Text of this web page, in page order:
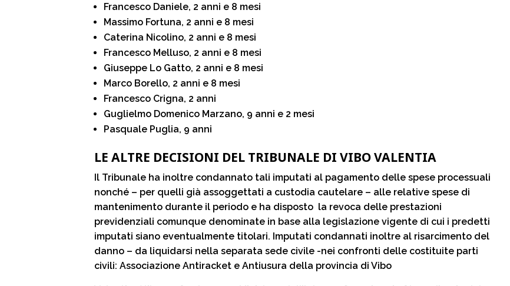
Francesco Daniele, 2 anni e 8 mesi
Massimo Fortuna, 2 anni e 8 mesi
Caterina Nicolino, 2 anni e 8 mesi
Francesco Melluso, 2 anni e 8 mesi
Giuseppe Lo Gatto, 2 anni e 8 mesi
Marco Borello, 2 anni e 8 mesi
Francesco Crigna, 2 anni
Guglielmo Domenico Marzano, 9 anni e 2 mesi
Pasquale Puglia, 9 anni
LE ALTRE DECISIONI DEL TRIBUNALE DI VIBO VALENTIA
Il Tribunale ha inoltre condannato tali imputati al pagamento delle spese processuali
nonché – per quelli già assoggettati a custodia cautelare – alle relative spese di
mantenimento durante il periodo e ha disposto la revoca delle prestazioni
previdenziali comunque denominate in base alla legislazione vigente di cui i predetti
imputati siano eventualmente titolari. Imputati condannati inoltre al risarcimento del
danno – da liquidarsi nella separata sede civile -nei confronti delle costituite parti
civili: Associazione Antiracket e Antiusura della provincia di Vibo